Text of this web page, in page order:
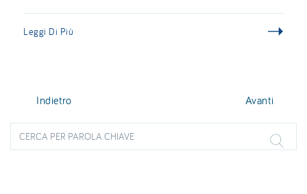
Leggi Di Più
Indietro Avanti